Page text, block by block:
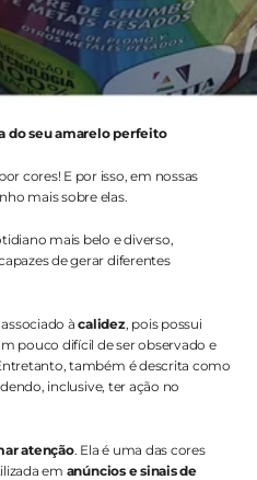
do seu amarelo perfeito
cores! E por isso, em nossas
mais sobre elas.
mais belo e diverso,
de gerar diferentes
à calidez, pois possui
pouco difícil de ser observado e
inclusive, ter ação no
atenção. Ela é uma das cores
em anúncios e sinais de